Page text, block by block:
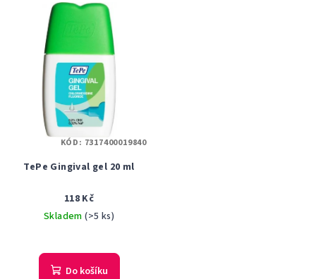
TePe Gingival gel 20 ml
118 Kč
Skladem(>5 ks)
Do košíku
KÓD: 7317400019840